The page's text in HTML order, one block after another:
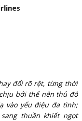
đổi rõ rệt, từng thời
bởi thế nên thủ đô
vào yểu điệu đa tình;
thuần khiết ngọt